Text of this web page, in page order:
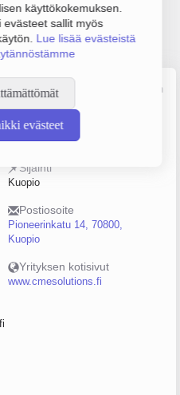
käyttökokemuksen.
evästeet sallit myös
Lue lisää evästeistä
evästeet
Päättäjätiedot
Lähde: YTJ, PRH, Traficom
Henkilöstömäärä
10–19
Sijainti
Kuopio
Postiosoite
Pioneerinkatu 14, 70800,
Kuopio
Yrityksen kotisivut
www.cmesolutions.fi